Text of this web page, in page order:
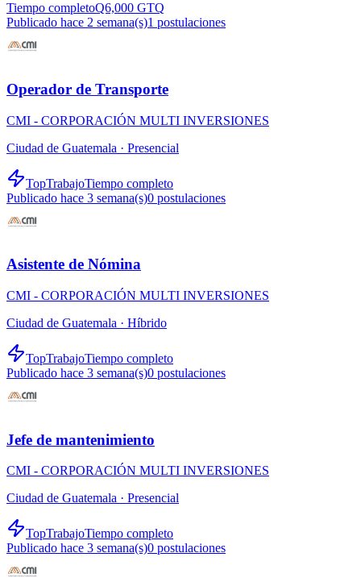
Tiempo completoQ6,000 GTQ
Publicado hace 2 semana(s)1 postulaciones
Operador de Transporte
CMI - CORPORACIÓN MULTI INVERSIONES
Ciudad de Guatemala · Presencial
TopTrabajoTiempo completo
Publicado hace 3 semana(s)0 postulaciones
Asistente de Nómina
CMI - CORPORACIÓN MULTI INVERSIONES
Ciudad de Guatemala · Híbrido
TopTrabajoTiempo completo
Publicado hace 3 semana(s)0 postulaciones
Jefe de mantenimiento
CMI - CORPORACIÓN MULTI INVERSIONES
Ciudad de Guatemala · Presencial
TopTrabajoTiempo completo
Publicado hace 3 semana(s)0 postulaciones